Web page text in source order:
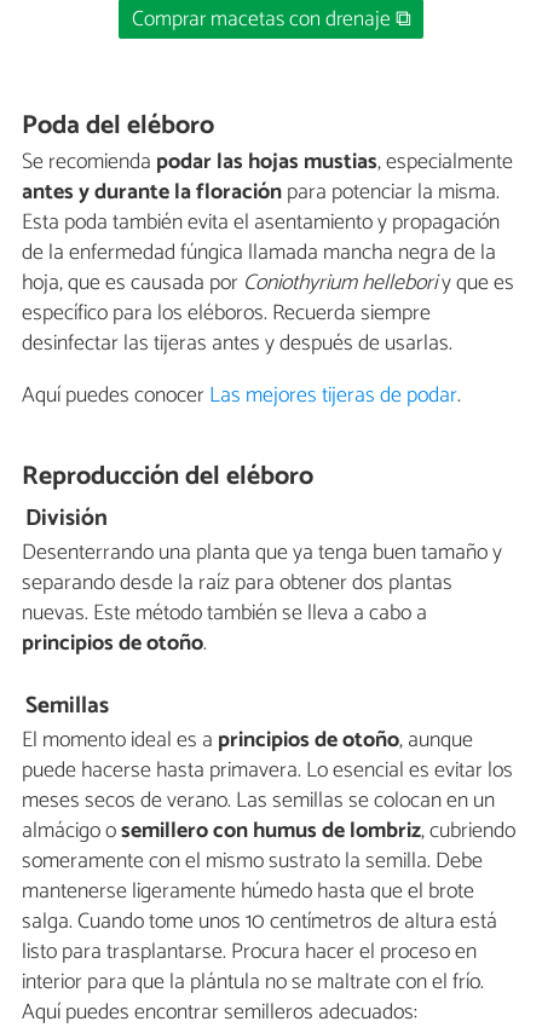
Comprar macetas con drenaje ⧉
Poda del eléboro
Se recomienda podar las hojas mustias, especialmente
antes y durante la floraciónpara potenciar la misma.
Esta poda también evita el asentamiento y propagación
de la enfermedad fúngica llamada mancha negra de la
hoja, que es causada por Coniothyrium helleboriy que es
específico para los eléboros. Recuerda siempre
desinfectar las tijeras antes y después de usarlas.
Aquí puedes conocerLas mejores tijeras de podar.
Reproducción del eléboro
División
Desenterrando una planta que ya tenga buen tamaño y
separando desde la raíz para obtener dos plantas
nuevas. Este método también se lleva a cabo a
principios de otoño.
Semillas
El momento ideal es a principios de otoño, aunque
puede hacerse hasta primavera. Lo esencial es evitar los
meses secos de verano. Las semillas se colocan en un
almácigo osemillero con humus de lombriz, cubriendo
someramente con el mismo sustrato la semilla. Debe
mantenerse ligeramente húmedo hasta que el brote
salga. Cuando tome unos 10 centímetros de altura está
listo para trasplantarse. Procura hacer el proceso en
interior para que la plántula no se maltrate con el frío.
Aquí puedes encontrar semilleros adecuados: